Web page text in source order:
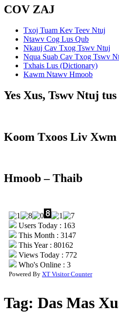
COV ZAJ
Txoj Tuam Kev Teev Ntuj
Ntawv Cog Lus Qub
Nkauj Cav Txog Tswv Ntuj
Nqua Suab Cav Txog Tswv
Txhais Lus (Dictionary)
Kawm Ntawv Hmoob
Yes Xus, Tswv Ntuj
Koom Txoos Liv
Hmoob – Thaib
Users Today : 163
This Month : 3147
This Year : 80162
Views Today : 772
Who's Online : 3
Powered By XT Visitor Counter
Tag: Das Mas